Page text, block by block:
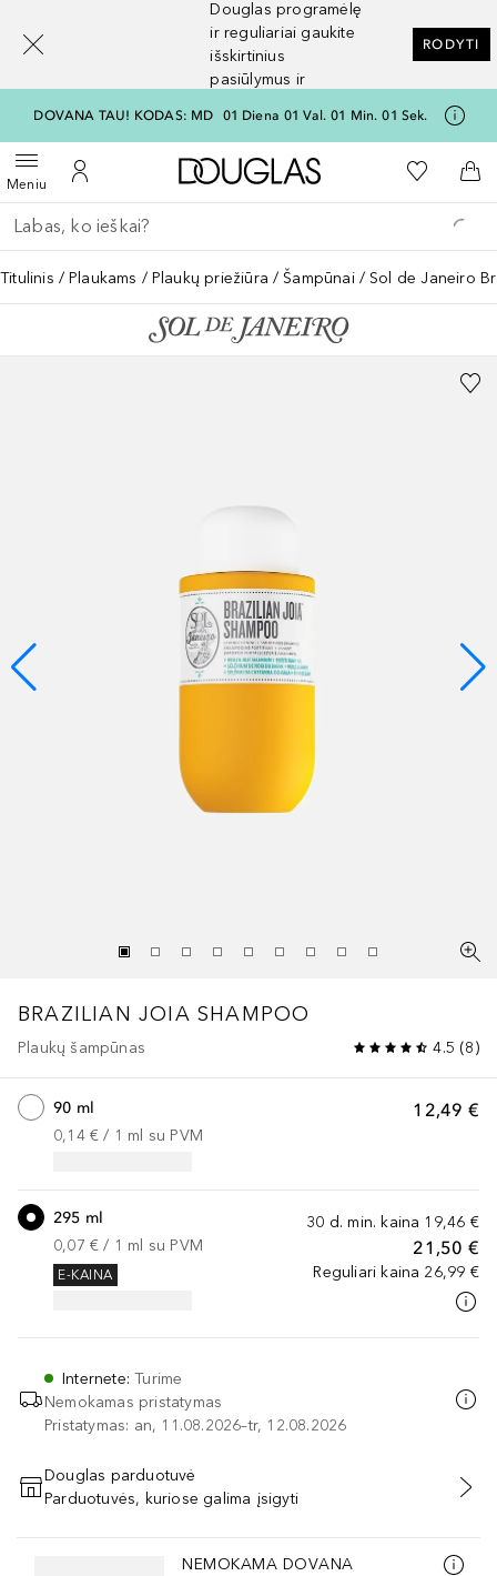
Douglas programėlę
ir reguliariai gaukite
išskirtinius
pasiūlymus ir
RODYTI
DOVANA TAU! KODAS: MD 01 Diena 01 Val. 01 Min. 01 Sek.
MeniuAtidaryti meniuĮ mano paskyrą
Į Douglas pagrindinį
Į mano
Į
Grįžk atgal
Vykdykite paiešką
Titulinis Plaukams Plaukų priežiūra Šampūnai Sol de Janeiro
BRAZILIAN JOIA SHAMPOO
Plaukų šampūnas 4.5 (8)
12,49 €
90 ml
0,14 € / 1 ml su PVM
30 d. min. kaina 19,46 €
21,50 €
Reguliari kaina 26,99 €
295 ml
0,07 € / 1 ml su PVM
E-KAINA
Internete:Turime
Nemokamas pristatymas
Pristatymas: an, 11.08.2026–tr, 12.08.2026
PRIDĖTI Į KREPŠELĮ
Douglas parduotuvė
Parduotuvės, kuriose galima įsigyti
Praleisti slankiklį
NEMOKAMA DOVANA
[navigation.slideout.screenreader]